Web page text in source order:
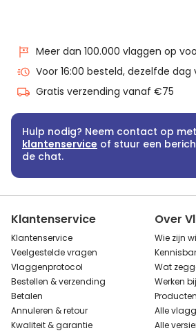
Meer dan 100.000 vlaggen op
Voor 16:00 besteld, dezelfde dag
Gratis verzending vanaf €75
Hulp nodig? Neem contact op
klantenservice of stuur een
de chat.
Klantenservice
Klantenservice
Veelgestelde vragen
Vlaggenprotocol
Bestellen & verzending
Betalen
Annuleren & retour
Kwaliteit & garantie
Over
Wie zijn
Wat
Werken bij
Alle
Alle